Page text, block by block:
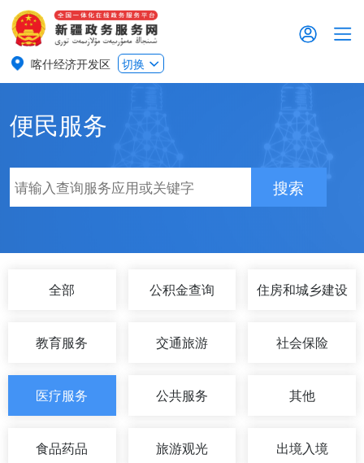
喀什经济开发区 切换
便民服务
搜索
全部 公积金查询 住房和城乡建设
教育服务 交通旅游 社会保险
医疗服务 公共服务 其他
食品药品 旅游观光 出境入境